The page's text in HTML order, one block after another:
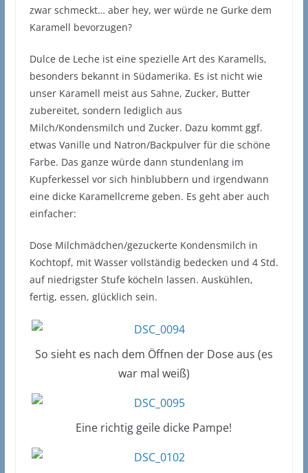
zwar schmeckt… aber hey, wer würde ne Gurke dem
Karamell bevorzugen?
Dulce de Leche ist eine spezielle Art des Karamells,
besonders bekannt in Südamerika. Es ist nicht wie
unser Karamell meist aus Sahne, Zucker, Butter
zubereitet, sondern lediglich aus
Milch/Kondensmilch und Zucker. Dazu kommt ggf.
etwas Vanille und Natron/Backpulver für die schöne
Farbe. Das ganze würde dann stundenlang im
Kupferkessel vor sich hinblubbern und irgendwann
eine dicke Karamellcreme geben. Es geht aber auch
einfacher:
Dose Milchmädchen/gezuckerte Kondensmilch in
Kochtopf, mit Wasser vollständig bedecken und 4 Std.
auf niedrigster Stufe köcheln lassen. Auskühlen,
fertig, essen, glücklich sein.
So sieht es nach dem Öffnen der Dose aus (es
war mal weiß)
Eine richtig geile dicke Pampe!